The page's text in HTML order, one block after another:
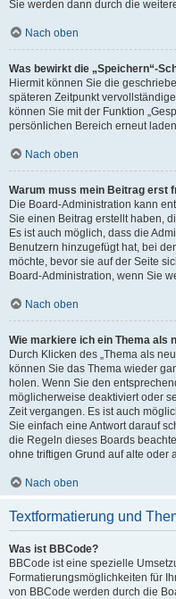
Sie werden dann durch die
Nach oben
Was bewirkt die „Speichern“-
Hiermit können Sie die
späteren Zeitpunkt
können Sie mit der Funktion
persönlichen Bereich erneut
Nach oben
Warum muss mein Beitrag erst
Die Board-Administration kann
Sie einen Beitrag erstellt haben,
Es ist auch möglich, dass die
Benutzern hinzugefügt hat, bei
möchte, bevor sie auf der Seite
Board-Administration, wenn Sie
Nach oben
Wie markiere ich ein Thema als
Durch Klicken des „Thema als
können Sie das Thema wieder
holen. Wenn Sie den
möglicherweise deaktiviert oder
Zeit vergangen. Es ist auch
Sie einfach eine Antwort darauf
die Regeln dieses Boards
ohne triftigen Grund auf alte oder
Nach oben
Textformatierung und
Was ist BBCode?
BBCode ist eine spezielle
Formatierungsmöglichkeiten für
von BBCode werden durch die